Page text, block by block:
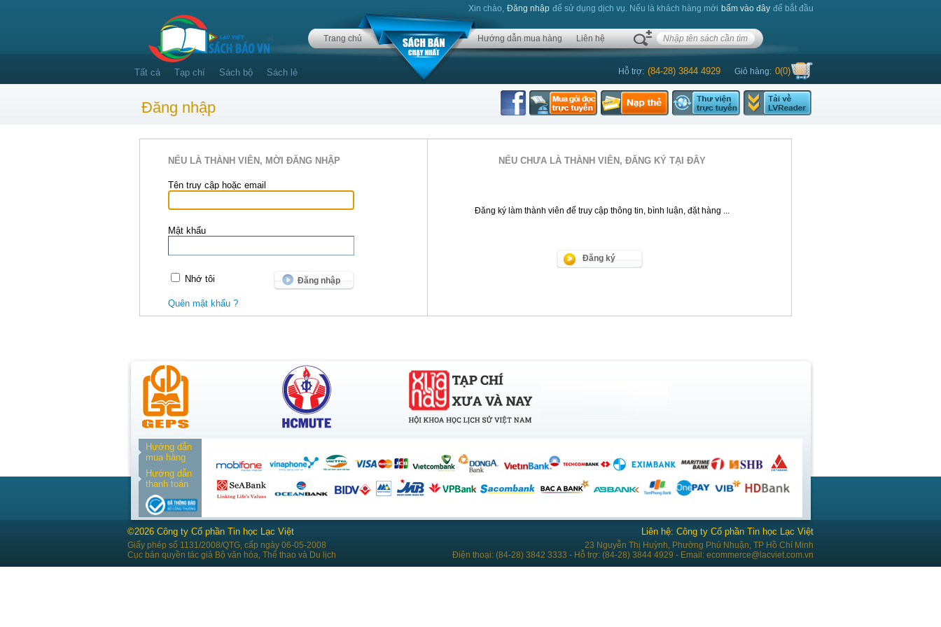
Xin chào, Đăng nhập để sử dụng dịch vụ. Nếu là khách hàng mới bấm vào đây để bắt đầu
Trang chủ Hướng dẫn mua hàng Liên hệ
Hỗ trợ: (84-28) 3844 4929 Giỏ hàng: 0(0)
Tất cả Tạp chí Sách bộ Sách lẻ
Đăng nhập
NẾU LÀ THÀNH VIÊN, MỜI ĐĂNG NHẬP
Tên truy cập hoặc email
Mật khẩu
Nhớ tôi
Quên mật khẩu ?
NẾU CHƯA LÀ THÀNH VIÊN, ĐĂNG KÝ TẠI ĐÂY
Đăng ký làm thành viên để truy cập thông tin, bình luận, đặt hàng ...
Đăng ký
Hướng dẫn
mua hàng
Hướng dẫn
thanh toán
Liên hệ: Công ty Cổ phần Tin học Lạc Việt
23 Nguyễn Thị Huỳnh, Phường Phú Nhuận, TP Hồ Chí Minh
Điện thoại: (84-28) 3842 3333 - Hỗ trợ: (84-28) 3844 4929 - Email: ecommerce@lacviet.com.vn
©2026 Công ty Cổ phần Tin học Lạc Việt
Giấy phép số 1131/2008/QTG, cấp ngày 06-05-2008
Cục bản quyền tác giả Bộ văn hóa, Thể thao và Du lịch